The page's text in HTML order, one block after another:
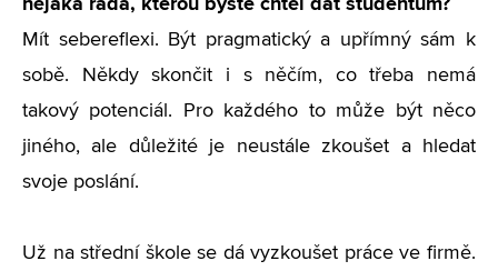
Mít sebereflexi. Být pragmatický a upřímný sám k
sobě. Někdy skončit i s něčím, co třeba nemá
takový potenciál. Pro každého to může být něco
jiného, ale důležité je neustále zkoušet a hledat
svoje poslání.
Už na střední škole se dá vyzkoušet práce ve firmě.